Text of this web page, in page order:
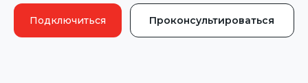
Подключиться Проконсультироваться